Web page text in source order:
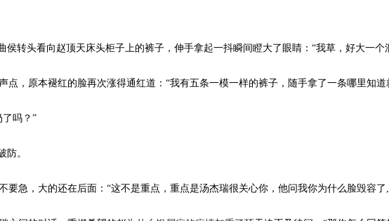
侯转头看向赵顶天床头柜子上的裤子，伸手拿起一抖瞬间瞪大了眼睛：“我草，好大一个
点，原本褪红的脸再次涨得通红道：“我有五条一模一样的裤子，随手拿了一条哪里知道
了吗？”
防。
要急，大的还在后面：“这不是重点，重点是汤杰瑞很关心你，他问我你为什么脸毁容了,